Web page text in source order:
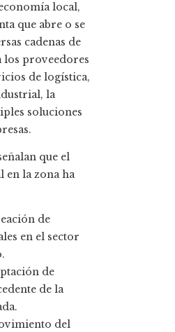
local,
que abre o se
cadenas de
los proveedores
de logística,
la
soluciones
que el
la zona ha
de
en el sector
de
de la
del